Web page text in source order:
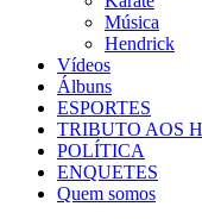
Música
Hendrick
Vídeos
Álbuns
ESPORTES
TRIBUTO AOS
POLÍTICA
ENQUETES
Quem somos